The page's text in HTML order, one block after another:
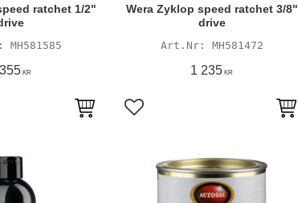
ratchet 1/2"
MH581585
KR
Wera Zyklop speed ratchet 3/8"
drive
MH581472
1 235 KR
Lägg till i favoriter